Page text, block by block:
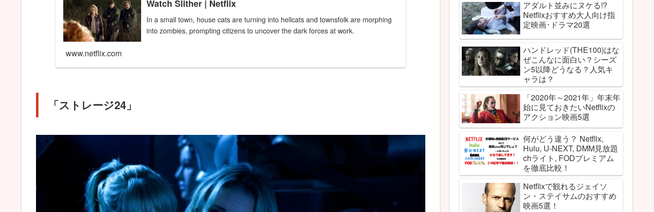
Watch Slither | Netflix
In a small town, house cats are turning into hellcats and townsfolk are morphing
into zombies, prompting citizens to uncover the dark forces at work.
www.netflix.com
「ストレージ24」
アダルト並みにヌケる!?
Netflixおすすめ大人向け指
定映画･ドラマ20選
ハンドレッド(THE100)はな
ぜこんなに面白い？シーズ
ン5以降どうなる？人気キ
ャラは？
「2020年～2021年」年末年
始に見ておきたいNetflixの
アクション映画5選
何がどう違う？ Netflix,
Hulu, U-NEXT, DMM見放題
chライト, FODプレミアム
を徹底比較！
Netflixで観れるジェイソ
ン・ステイサムのおすすめ
映画5選！